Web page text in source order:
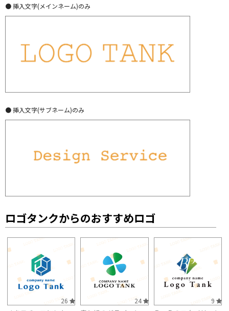
● 挿入文字(メインネーム)のみ
● 挿入文字(サブネーム)のみ
ロゴタンクからのおすすめロゴ
26 24 9